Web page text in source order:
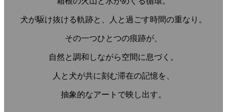
犬が駆け抜ける軌跡と、人と過ごす時間の重なり。
その一つひとつの痕跡が、
自然と調和しながら空間に息づく。
人と犬が共に刻む滞在の記憶を、
抽象的なアートで映し出す。